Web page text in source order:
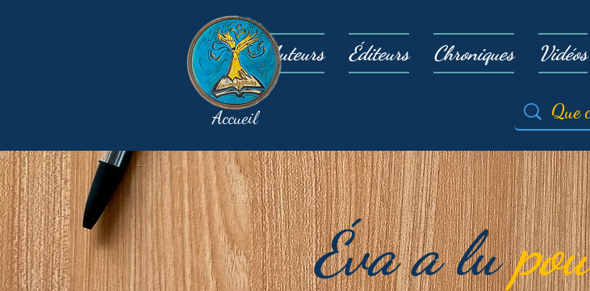
Auteurs Éditeurs Chroniques Vidéos
Accueil
Éva a lu